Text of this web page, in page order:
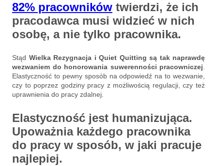
82% pracowników twierdzi, że ich
pracodawca musi widzieć w nich
osobę, a nie tylko pracownika.
Stąd Wielka Rezygnacja i Quiet Quitting są tak naprawdę
wezwaniem do honorowania suwerenności pracowniczej.
Elastyczność to pewny sposób na odpowiedź na to wezwanie,
czy to poprzez godziny pracy z możliwością regulacji, czy też
uprawnienia do pracy zdalnej.
Elastyczność jest humanizująca.
Upoważnia każdego pracownika
do pracy w sposób, w jaki pracuje
najlepiej.